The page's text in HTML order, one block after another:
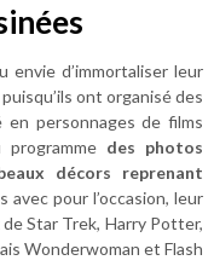
d’immortaliser leur
ont organisé des
personnages de films
des photos
décors reprenant
avec pour l’occasion, leur
Star Trek, Harry Potter,
Wonderwoman et Flash